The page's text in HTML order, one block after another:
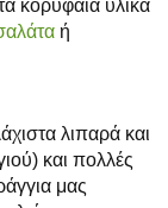
κορυφαία υλικά
ή
λιπαρά και
και πολλές
μας